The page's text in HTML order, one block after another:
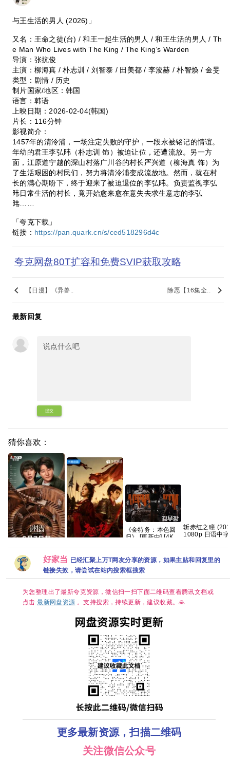
与王生活的男人 (2026)」
又名：王命之徒(台) / 和王一起生活的男人 / 和王生活的男人 / Th
e Man Who Lives with The King / The King’s Warden
导演：张抗俊
主演：柳海真 / 朴志训 / 刘智泰 / 田美都 / 李浚赫 / 朴智焕 / 金旻
类型：剧情 / 历史
制片国家/地区：韩国
语言：韩语
上映日期：2026-02-04(韩国)
片长：116分钟
影视简介：
1457年的清泠浦，一场注定失败的守护，一段永被铭记的情谊。
年幼的君王李弘𬀩（朴志训 饰）被迫让位，还遭流放。另一方
面，江原道宁越的深山村落广川谷的村长严兴道（柳海真 饰）为
了生活艰困的村民们，努力将清泠浦变成流放地。然而，就在村
长的满心期盼下，终于迎来了被迫退位的李弘𬀩。负责监视李弘
𬀩日常生活的村长，竟开始愈来愈在意失去求生意志的李弘
𬀩……
「夸克下载」
链接： https://pan.quark.cn/s/ced518296d4c
夸克网盘80T扩容和免费SVIP获取攻略
keyboard_arrow_left 【日漫】《异兽.. 除恶【16集全.. keyboard_arrow_right
最新回复
提交
猜你喜欢：
迷墙 2026 犯罪 郭
京飞 任素汐 已更最
翘楚 更5-6 集资源
《金特务：本色回
归》 [更新中] [4K高
【1080P.REMUX.
蓝光原盘】
斩赤红之瞳
1080p 日语中
好家当 已经汇聚上万T网友分享的资源，如果主贴和回复里的
链接失效，请尝试在站内搜索框搜索
为您整理出了最新夸克资源，微信扫一扫下面二维码查看腾讯文档或
点击最新网盘资源 。支持搜索，持续更新，建议收藏。🙏
更多最新资源，扫描二维码
关注微信公众号